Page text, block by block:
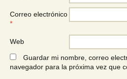
Correo electrónico
*
Web
Guardar mi nombre, correo
navegador para la próxima vez que